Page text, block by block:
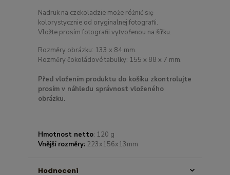
Nadruk na czekoladzie może różnić się
kolorystycznie od oryginalnej fotografii.
Vložte prosím fotografii vytvořenou na šířku.
Rozměry obrázku: 133 x 84 mm.
Rozměry čokoládové tabulky: 155 x 88 x 7 mm.
Před vložením produktu do košíku zkontrolujte
prosím v náhledu správnost vloženého
obrázku.
Hmotnost netto: 120 g
Vnější rozměry: 223x156x13mm
Hodnocení